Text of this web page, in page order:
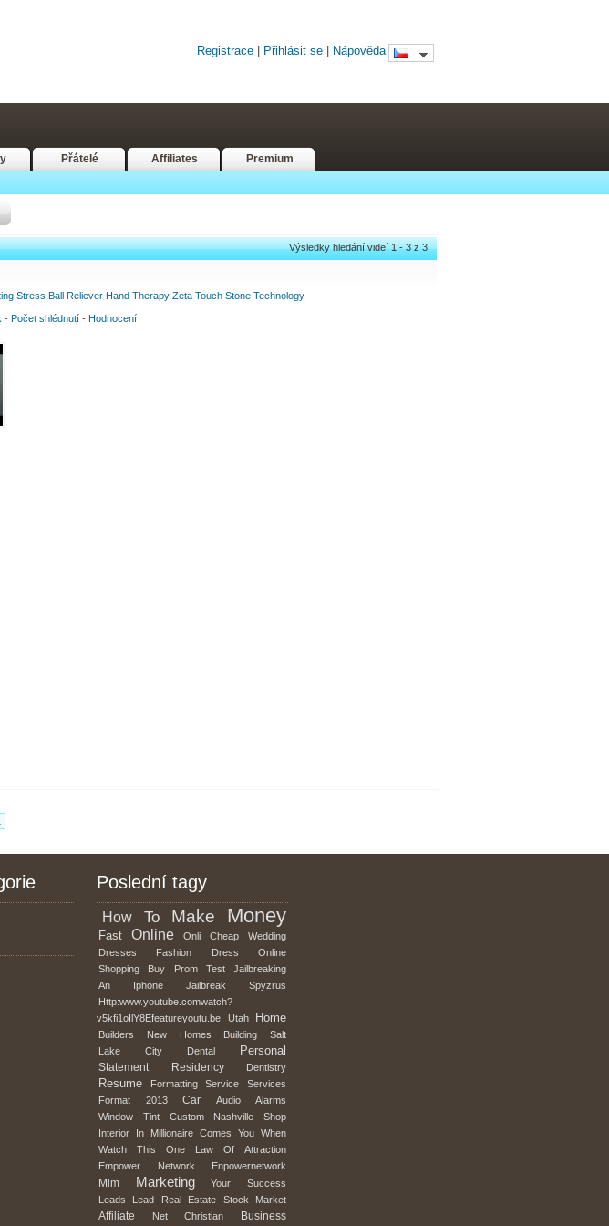
Registrace Přihlásit se Nápověda
Přátelé Affiliates Premium
Výsledky hledání videí 1 - 3 z 3
Stress Ball Reliever Hand Therapy Zeta Touch Stone Technology
- Počet shlédnutí - Hodnocení
Poslední tagy
How To Make Money
Fast Online Onli Cheap
Wedding
Dresses
Fashion Dress
Online
Shopping
Buy Prom Test
Jailbreaking
An
Iphone Jailbreak
Spyzrus
Http:www.youtube.comwatch?
v5kfi1oIlY8Efeatureyoutu.be
Utah Home
Builders New Homes Building
Salt
Lake
City Dental Personal
Statement Residency Dentistry
Resume Formatting Service
Services
Format
2013 Car Audio
Alarms
Window
Tint Custom Nashville
Shop
Interior
In Millionaire Comes You When
Watch
This One Law Of
Attraction
Empower
Network Enpowernetwork
Mlm Marketing Your
Success
Leads
Lead Real Estate Stock Market
Affiliate Net Christian Business